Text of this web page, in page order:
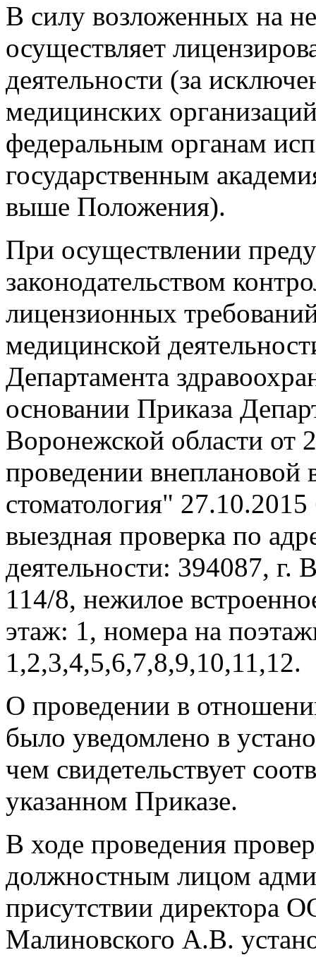
В силу возложенных на
осуществляет
деятельности (за
медицинских
федеральным органам
государственным
выше Положения).
При осуществлении
законодательством
лицензионных
медицинской
Департамента
основании Приказа
Воронежской области от
проведении
стоматология"
выездная проверка по
деятельности: 394087,
114/8, нежилое
этаж: 1, номера на
1,2,3,4,5,6,7,8,9,10,11,12.
О проведении в
было уведомлено в
чем свидетельствует
указанном Приказе.
В ходе проведения
должностным лицом
присутствии директора
Малиновского А.В.